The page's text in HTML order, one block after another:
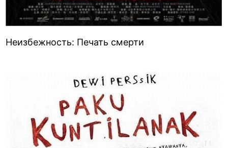
Неизбежность: Печать смерти